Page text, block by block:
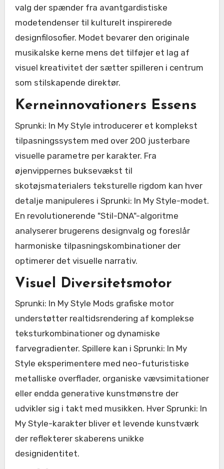
valg der spænder fra avantgardistiske
modetendenser til kulturelt inspirerede
designfilosofier. Modet bevarer den originale
musikalske kerne mens det tilføjer et lag af
visuel kreativitet der sætter spilleren i centrum
som stilskapende direktør.
Kerneinnovationers Essens
Sprunki: In My Style introducerer et komplekst
tilpasningssystem med over 200 justerbare
visuelle parametre per karakter. Fra
øjenvippernes buksevækst til
skotøjsmaterialers teksturelle rigdom kan hver
detalje manipuleres i Sprunki: In My Style-modet.
En revolutionerende "Stil-DNA"-algoritme
analyserer brugerens designvalg og foreslår
harmoniske tilpasningskombinationer der
optimerer det visuelle narrativ.
Visuel Diversitetsmotor
Sprunki: In My Style Mods grafiske motor
understøtter realtidsrendering af komplekse
teksturkombinationer og dynamiske
farvegradienter. Spillere kan i Sprunki: In My
Style eksperimentere med neo-futuristiske
metalliske overflader, organiske vævsimitationer
eller endda generative kunstmønstre der
udvikler sig i takt med musikken. Hver Sprunki: In
My Style-karakter bliver et levende kunstværk
der reflekterer skaberens unikke
designidentitet.